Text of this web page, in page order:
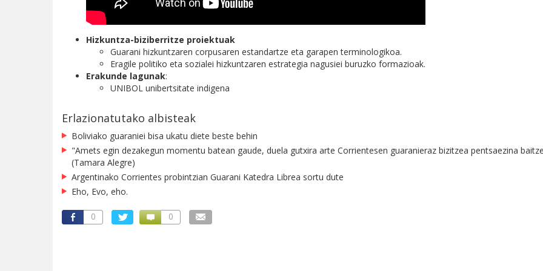
Hizkuntza-biziberritze proiektuak
Guarani hizkuntzaren corpusaren estandartze eta garapen terminologikoa.
Eragile politiko eta sozialei hizkuntzaren estrategia nagusiei buruzko formazioak.
Erakunde lagunak:
UNIBOL unibertsitate indigena
Erlazionatutako albisteak
Boliviako guaraniei bisa ukatu diete beste behin
"Amets egin dezakegun momentu batean gaude, duela gutxira arte Corrientesen guaranieraz bizitzea pentsaezina
(Tamara Alegre)
Argentinako Corrientes probintzian Guarani Katedra Librea sortu dute
Eho, Evo, eho.
0 0